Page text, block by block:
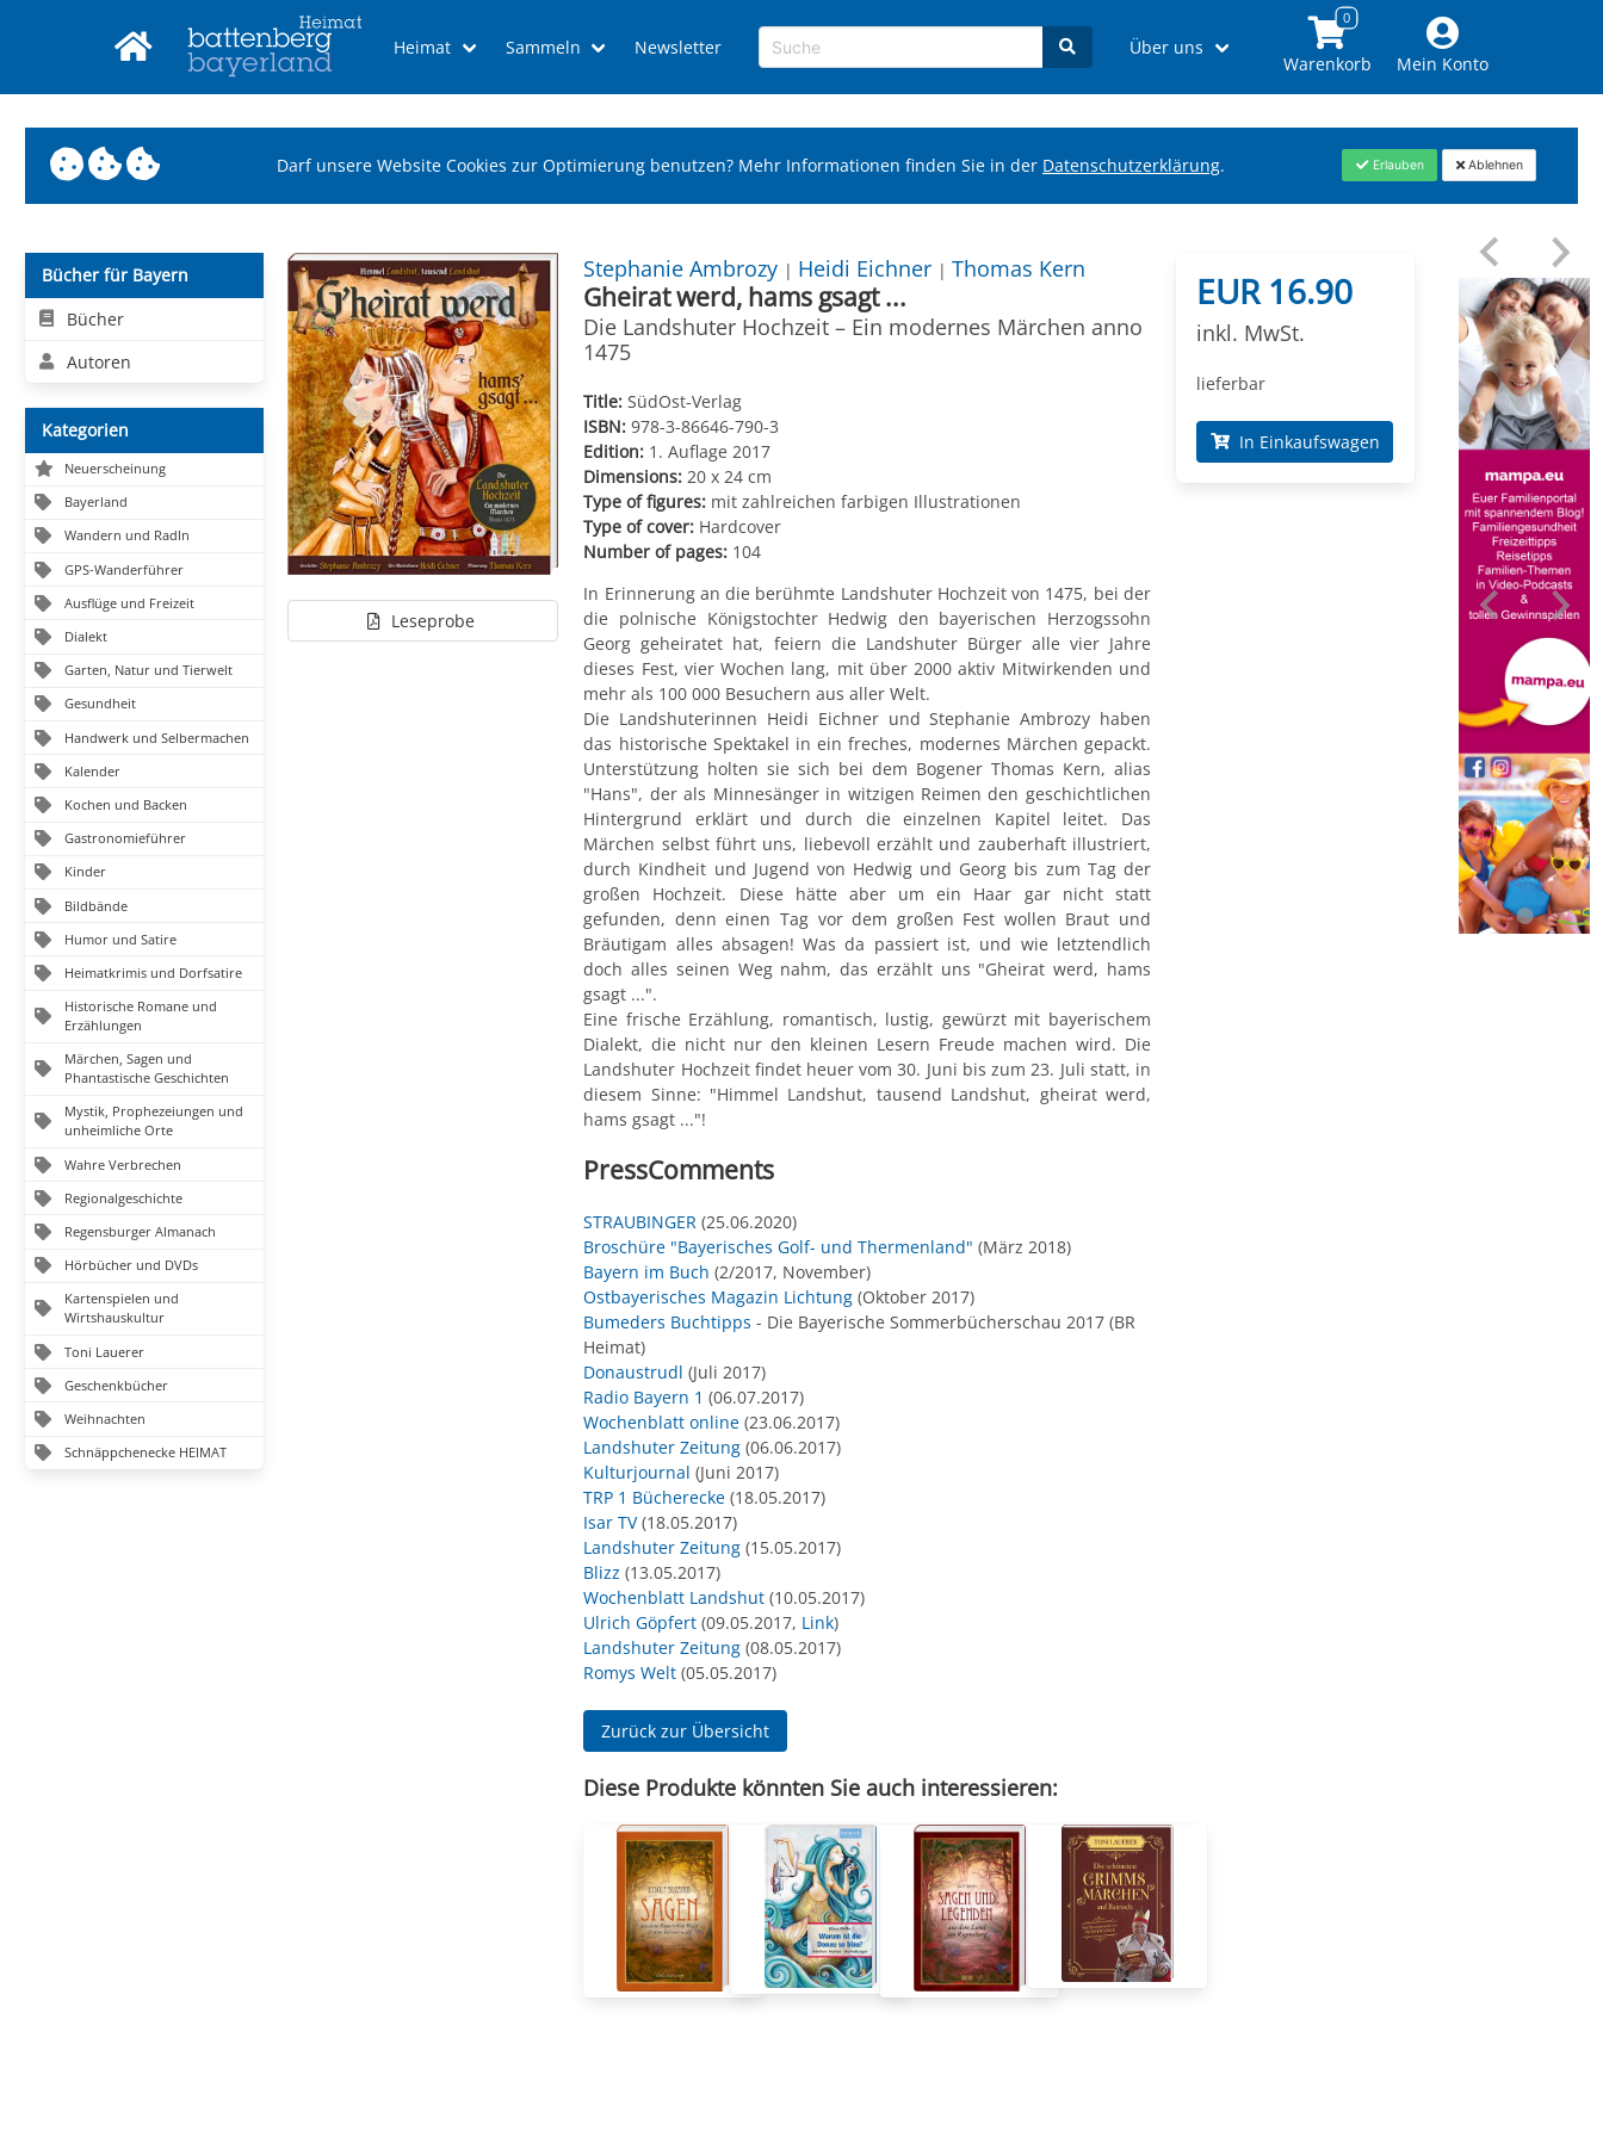
Heimat Sammeln Newsletter Über uns
Warenkorb Mein Konto
Darf unsere Website Cookies zur Optimierung benutzen? Mehr Informationen finden Sie in der Datenschutzerklärung. Erlauben Ablehnen
Bücher für Bayern
Bücher
Autoren
Kategorien
Neuerscheinung
Bayerland
Wandern und Radln
GPS-Wanderführer
Ausflüge und Freizeit
Dialekt
Garten, Natur und Tierwelt
Gesundheit
Handwerk und Selbermachen
Kalender
Kochen und Backen
Gastronomieführer
Kinder
Bildbände
Humor und Satire
Heimatkrimis und Dorfsatire
Historische Romane und
Erzählungen
Märchen, Sagen und
Phantastische Geschichten
Mystik, Prophezeiungen und
unheimliche Orte
Wahre Verbrechen
Regionalgeschichte
Regensburger Almanach
Hörbücher und DVDs
Kartenspielen und
Wirtshauskultur
Toni Lauerer
Geschenkbücher
Weihnachten
Schnäppchenecke HEIMAT
Leseprobe
Stephanie Ambrozy | Heidi Eichner |Thomas Kern
Gheirat werd, hams gsagt ...
Die Landshuter Hochzeit – Ein modernes Märchen anno
1475
Title: SüdOst-Verlag
ISBN: 978-3-86646-790-3
Edition: 1. Auflage 2017
Dimensions: 20 x 24 cm
Type of figures: mit zahlreichen farbigen Illustrationen
Type of cover: Hardcover
Number of pages: 104
In Erinnerung an die berühmte Landshuter Hochzeit von 1475, bei der
die polnische Königstochter Hedwig den bayerischen Herzogssohn
Georg geheiratet hat, feiern die Landshuter Bürger alle vier Jahre
dieses Fest, vier Wochen lang, mit über 2000 aktiv Mitwirkenden und
mehr als 100 000 Besuchern aus aller Welt.
Die Landshuterinnen Heidi Eichner und Stephanie Ambrozy haben
das historische Spektakel in ein freches, modernes Märchen gepackt.
Unterstützung holten sie sich bei dem Bogener Thomas Kern, alias
"Hans", der als Minnesänger in witzigen Reimen den geschichtlichen
Hintergrund erklärt und durch die einzelnen Kapitel leitet. Das
Märchen selbst führt uns, liebevoll erzählt und zauberhaft illustriert,
durch Kindheit und Jugend von Hedwig und Georg bis zum Tag der
großen Hochzeit. Diese hätte aber um ein Haar gar nicht statt
gefunden, denn einen Tag vor dem großen Fest wollen Braut und
Bräutigam alles absagen! Was da passiert ist, und wie letztendlich
doch alles seinen Weg nahm, das erzählt uns "Gheirat werd, hams
gsagt ...".
Eine frische Erzählung, romantisch, lustig, gewürzt mit bayerischem
Dialekt, die nicht nur den kleinen Lesern Freude machen wird. Die
Landshuter Hochzeit findet heuer vom 30. Juni bis zum 23. Juli statt, in
diesem Sinne: "Himmel Landshut, tausend Landshut, gheirat werd,
hams gsagt ..."!
PressComments
STRAUBINGER (25.06.2020)
Broschüre "Bayerisches Golf- und Thermenland" (März 2018)
Bayern im Buch (2/2017, November)
Ostbayerisches Magazin Lichtung (Oktober 2017)
Bumeders Buchtipps - Die Bayerische Sommerbücherschau 2017 (BR
Heimat)
Donaustrudl (Juli 2017)
Radio Bayern 1 (06.07.2017)
Wochenblatt online (23.06.2017)
Landshuter Zeitung (06.06.2017)
Kulturjournal (Juni 2017)
TRP 1 Bücherecke (18.05.2017)
Isar TV(18.05.2017)
Landshuter Zeitung (15.05.2017)
Blizz (13.05.2017)
Wochenblatt Landshut (10.05.2017)
Ulrich Göpfert (09.05.2017, Link)
Landshuter Zeitung (08.05.2017)
Romys Welt (05.05.2017)
Zurück zur Übersicht
Diese Produkte könnten Sie auch interessieren:
EUR 16.90
inkl. MwSt.
lieferbar
In Einkaufswagen